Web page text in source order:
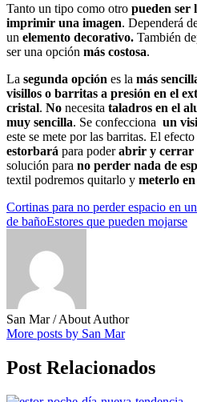
Tanto un tipo como otro pueden ser
imprimir una imagen. Dependerá
un elemento decorativo. También
ser una opción más costosa.
La segunda opción es la más
visillos o barritas a presión en el
cristal. No necesita taladros en el
muy sencilla. Se confecciona un
este se mete por las barritas. El efecto
estorbará para poderabrir y cerrar
solución para no perder nada de
textil podremos quitarlo y meterlo
Cortinas para no perder espacio en
de bañoEstores que pueden mojarse
San Mar/ About Author
More posts by San Mar
Post Relacionados